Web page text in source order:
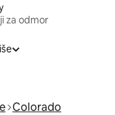
za odmor
Colorado